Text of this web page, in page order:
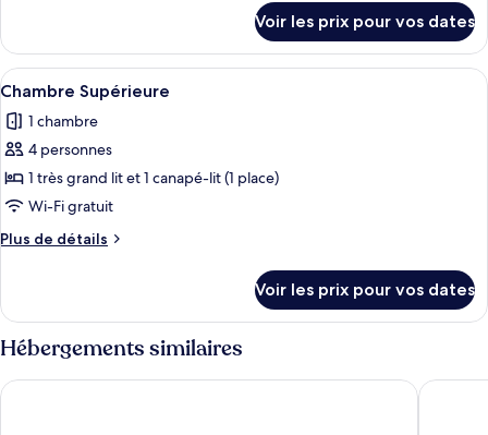
Chambre
Standard
le
type
de
Chambre
Standard
Voir les prix pour vos dates
Afficher
toutes
les
photos
pour
ce
type
de
Chambre
Supérieure
Une chambre à coucher
19
Chambre Supérieure
1 chambre
4 personnes
1 très grand lit et 1 canapé-lit (1 place)
Wi-Fi gratuit
Plus de détails
Plus
le
type
de
chambre
Chambre
Voir les prix pour vos dates
Hébergements similaires
Hotel Colli Hotel